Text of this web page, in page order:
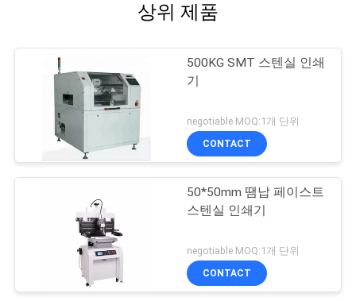
상위 제품
500KG SMT 스텐실 인쇄
기
negotiable MOQ:1개 단위
CONTACT
50*50mm 땜납 페이스트
스텐실 인쇄기
negotiable MOQ:1개 단위
CONTACT